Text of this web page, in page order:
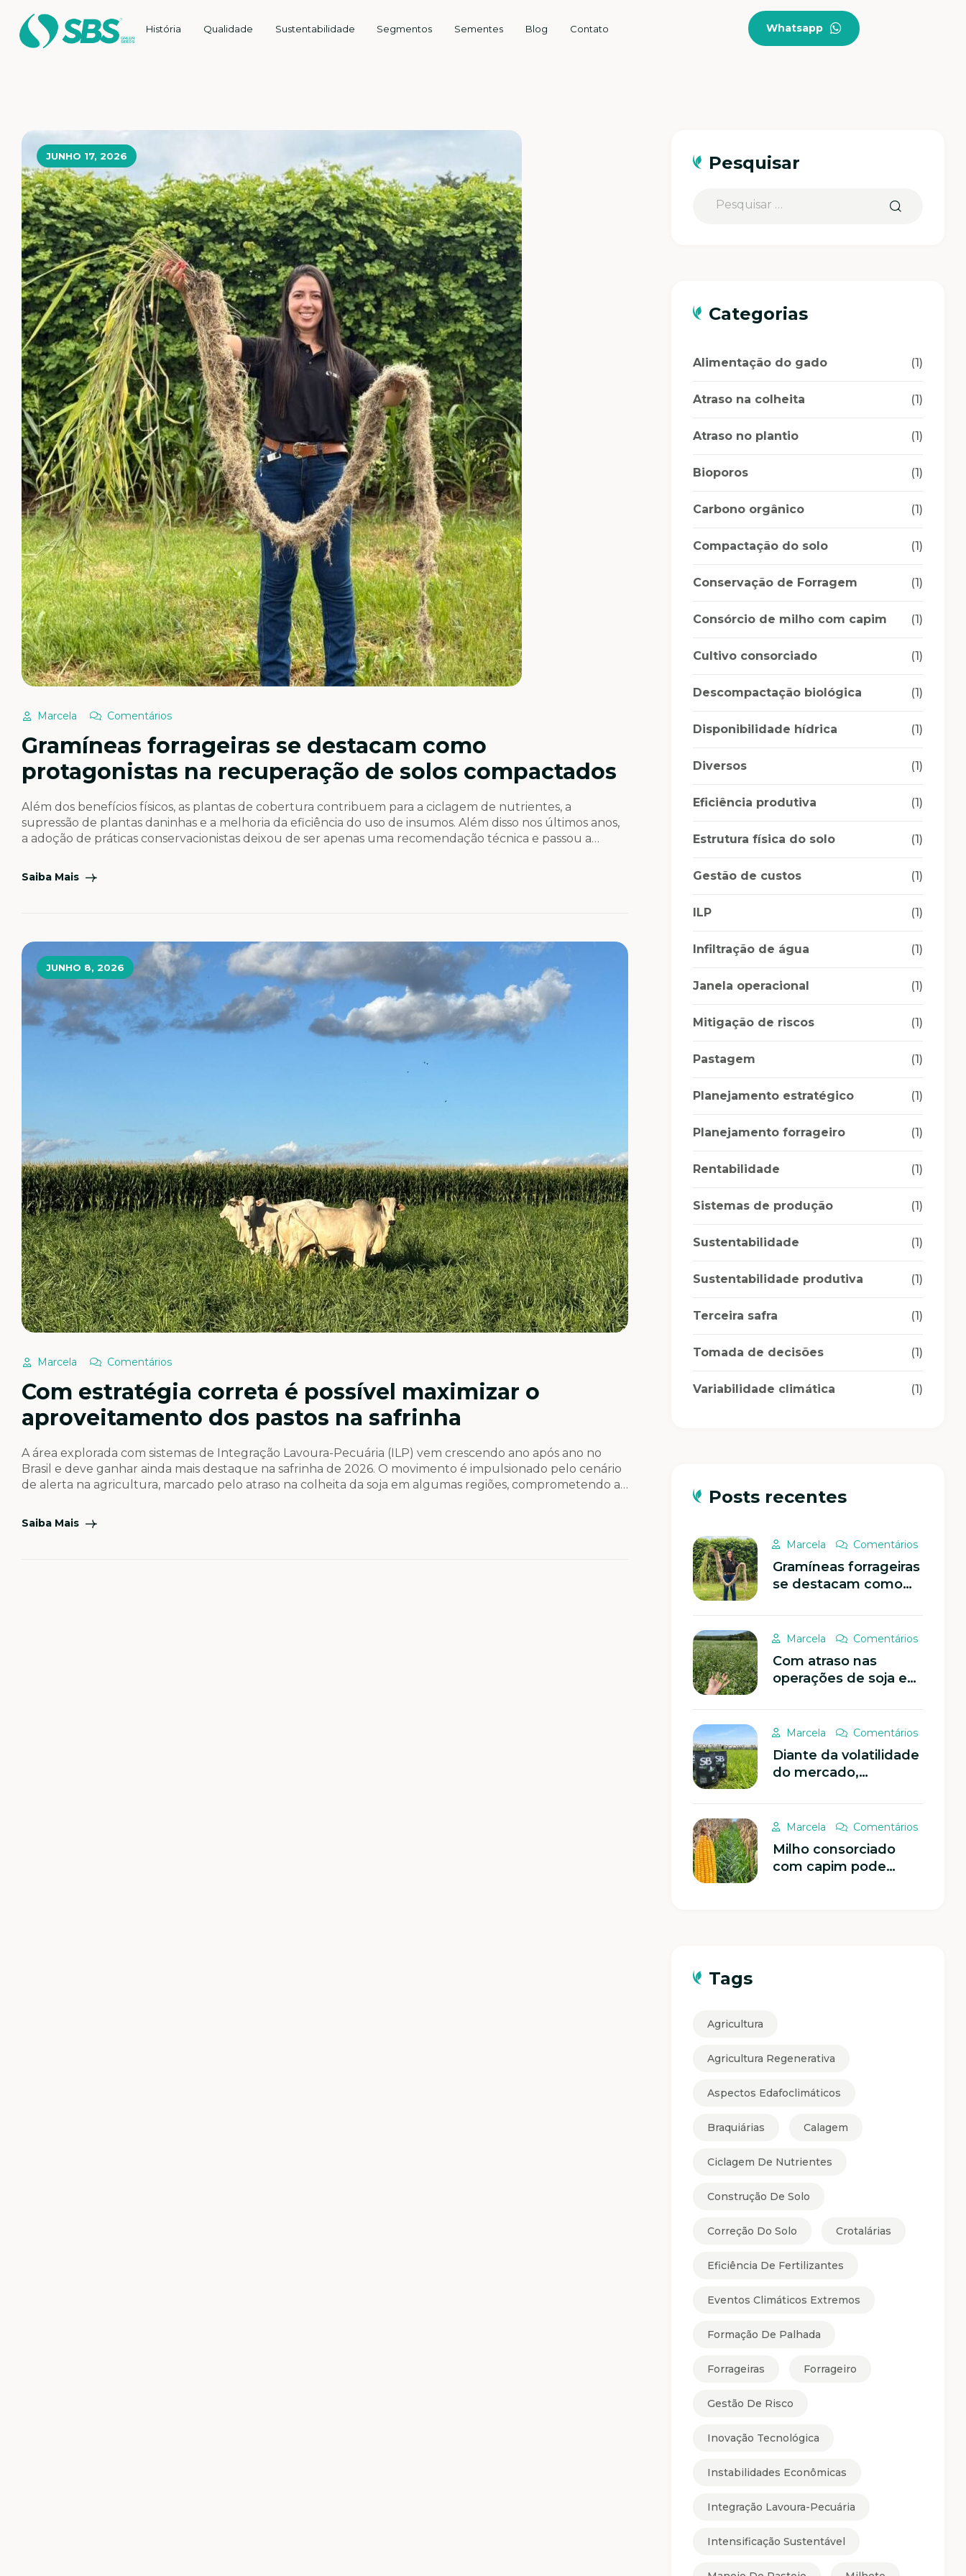
História Qualidade Sustentabilidade Segmentos Sementes Blog Contato Whatsapp
JUNHO 17, 2026
Marcela Comentários
Gramíneas forrageiras se destacam como
protagonistas na recuperação de solos compactados
Além dos benefícios físicos, as plantas de cobertura contribuem para a ciclagem de nutrientes, a
supressão de plantas daninhas e a melhoria da eficiência do uso de insumos. Além disso nos últimos anos,
a adoção de práticas conservacionistas deixou de ser apenas uma recomendação técnica e passou a
Saiba Mais
JUNHO 8, 2026
Marcela Comentários
Com estratégia correta é possível maximizar o
aproveitamento dos pastos na safrinha
A área explorada com sistemas de Integração Lavoura-Pecuária (ILP) vem crescendo ano após ano no
Brasil e deve ganhar ainda mais destaque na safrinha de 2026. O movimento é impulsionado pelo cenário
de alerta na agricultura, marcado pelo atraso na colheita da soja em algumas regiões, comprometendo a
Saiba Mais
Pesquisar
Categorias
Alimentação do gado (1)
Atraso na colheita (1)
Atraso no plantio (1)
Bioporos (1)
Carbono orgânico (1)
Compactação do solo (1)
Conservação de Forragem (1)
Consórcio de milho com capim (1)
Cultivo consorciado (1)
Descompactação biológica (1)
Disponibilidade hídrica (1)
Diversos (1)
Eficiência produtiva (1)
Estrutura física do solo (1)
Gestão de custos (1)
ILP (1)
Infiltração de água (1)
Janela operacional (1)
Mitigação de riscos (1)
Pastagem (1)
Planejamento estratégico (1)
Planejamento forrageiro (1)
Rentabilidade (1)
Sistemas de produção (1)
Sustentabilidade (1)
Sustentabilidade produtiva (1)
Terceira safra (1)
Tomada de decisões (1)
Variabilidade climática (1)
Posts recentes
Marcela Comentários
Gramíneas forrageiras
se destacam como
recuperação de solos
compactados
Marcela Comentários
Com atraso nas
operações de soja e
cobertura podem
ajudar a reduzir os
riscos
Marcela Comentários
Diante da volatilidade
do mercado,
planejamento
forrageiro se torna
estratégia eficaz na
pecuária
Marcela Comentários
Milho consorciado
com capim pode
Tags
Agricultura
Agricultura Regenerativa
Aspectos Edafoclimáticos
Braquiárias Calagem
Ciclagem De Nutrientes
Construção De Solo
Correção Do Solo Crotalárias
Eficiência De Fertilizantes
Eventos Climáticos Extremos
Formação De Palhada
Forrageiras Forrageiro
Gestão De Risco
Inovação Tecnológica
Instabilidades Econômicas
Integração Lavoura-Pecuária
Intensificação Sustentável